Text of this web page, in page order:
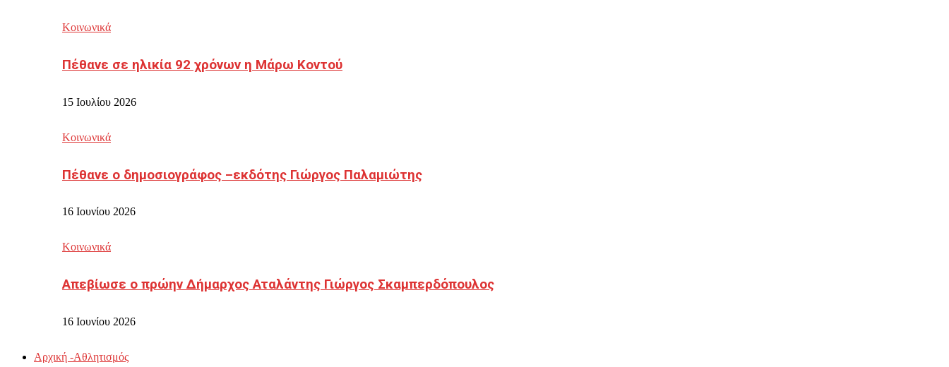
Κοινωνικά
Πέθανε σε ηλικία 92 χρόνων η Μάρω Κοντού
15 Ιουλίου 2026
Κοινωνικά
Πέθανε ο δημοσιογράφος –εκδότης Γιώργος Παλαμιώτης
16 Ιουνίου 2026
Κοινωνικά
Απεβίωσε ο πρώην Δήμαρχος Αταλάντης Γιώργος Σκαμπερδόπουλος
16 Ιουνίου 2026
Αρχική -Αθλητισμός